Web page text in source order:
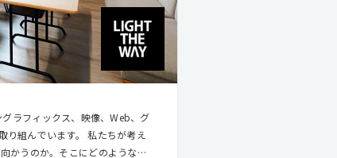
ラフィックス、映像、Web、グ
ます。 私たちが考え
かうのか。そこにどのような課